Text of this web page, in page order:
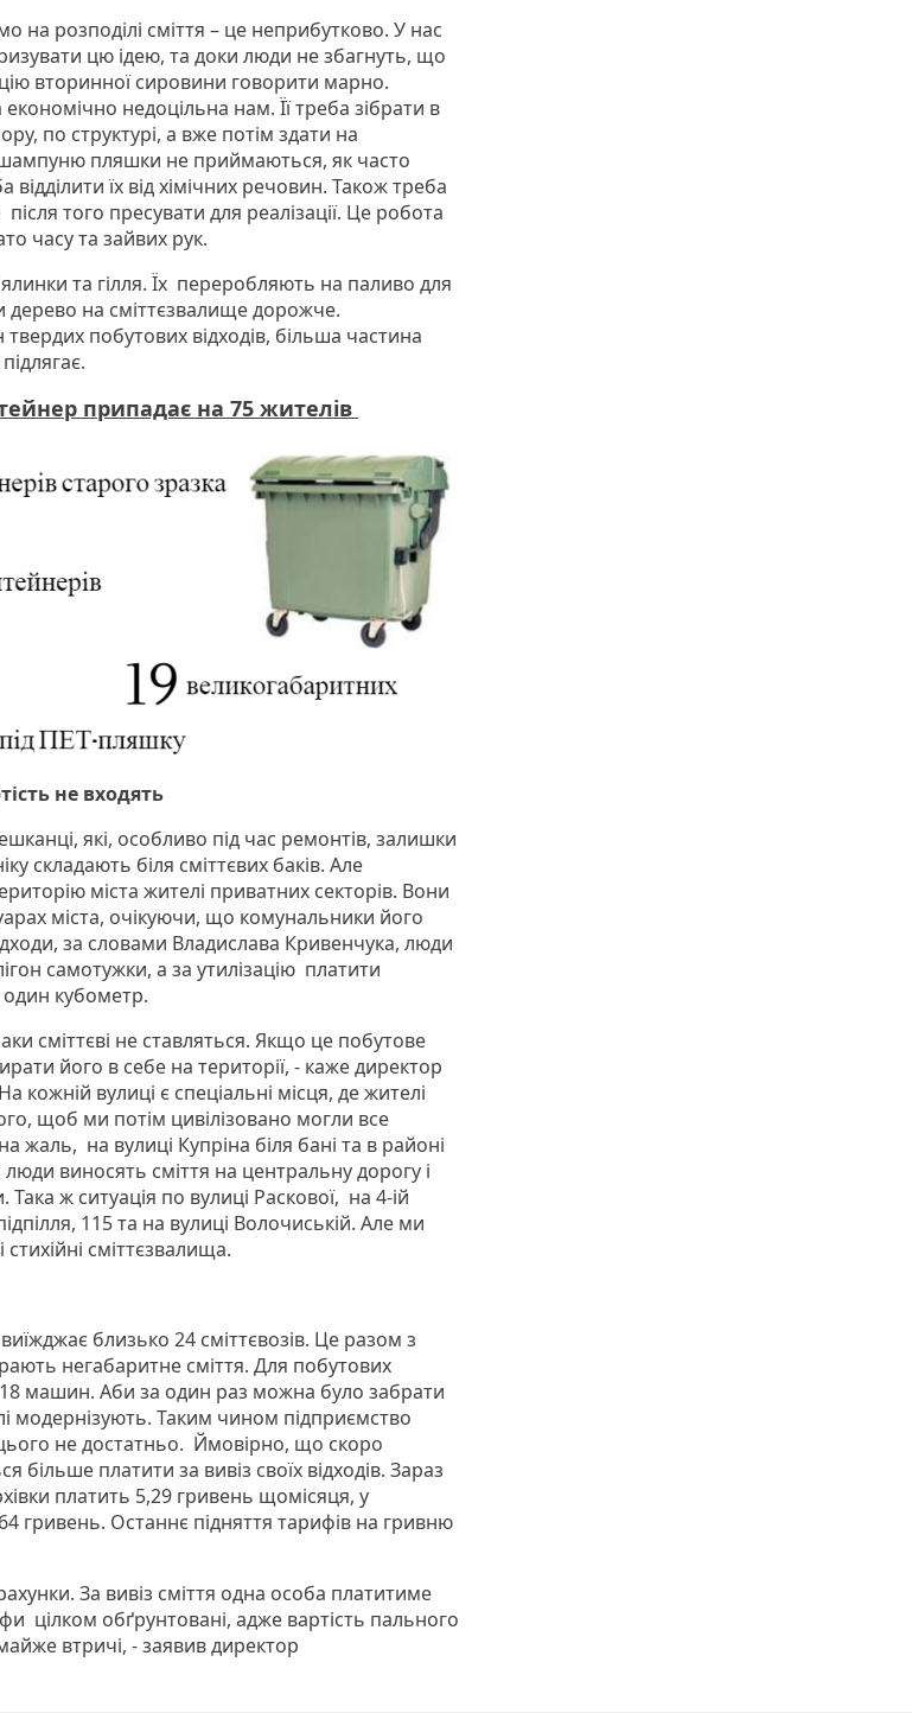
розподілі сміття – це неприбутково. У нас
цю ідею, та доки люди не збагнуть, що
вторинної сировини говорити марно.
недоцільна нам. Її треба зібрати в
по структурі, а вже потім здати на
шампуню пляшки не приймаються, як часто
їх від хімічних речовин. Також треба
того пресувати для реалізації. Це робота
часу та зайвих рук.
та гілля. Їх переробляють на паливо для
дерево на сміттєзвалище дорожче.
побутових відходів, більша частина
припадає на 75 жителів
не входять
які, особливо під час ремонтів, залишки
складають біля сміттєвих баків. Але
міста жителі приватних секторів. Вони
міста, очікуючи, що комунальники його
за словами Владислава Кривенчука, люди
самотужки, а за утилізацію платити
один кубометр.
сміттєві не ставляться. Якщо це побутове
його в себе на території, - каже директор
кожній вулиці є спеціальні місця, де жителі
щоб ми потім цивілізовано могли все
жаль, на вулиці Купріна біля бані та в районі
виносять сміття на центральну дорогу і
ж ситуація по вулиці Раскової, на 4-ій
115 та на вулиці Волочиській. Але ми
сміттєзвалища.
близько 24 сміттєвозів. Це разом з
негабаритне сміття. Для побутових
18 машин. Аби за один раз можна було забрати
модернізують. Таким чином підприємство
не достатньо. Ймовірно, що скоро
більше платити за вивіз своїх відходів. Зараз
платить 5,29 гривень щомісяця, у
гривень. Останнє підняття тарифів на гривню
За вивіз сміття одна особа платитиме
цілком обґрунтовані, адже вартість пального
втричі, - заявив директор